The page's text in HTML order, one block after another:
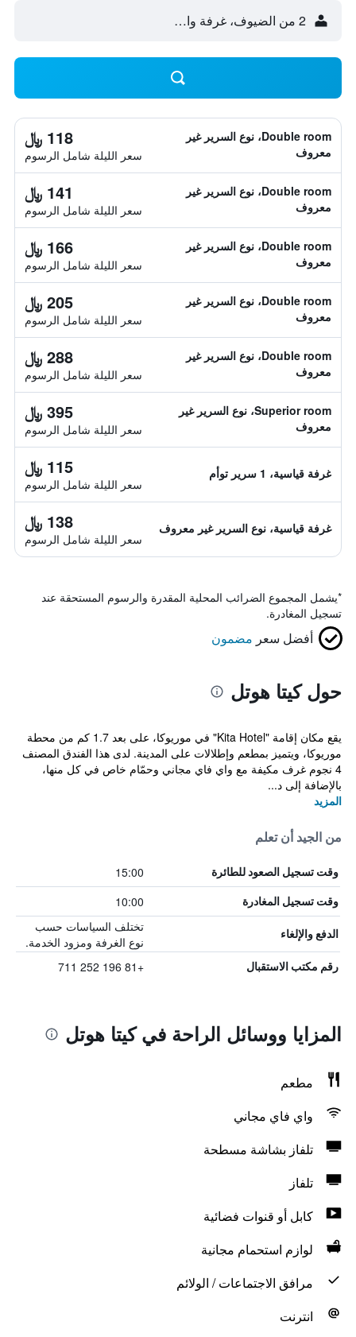
2 من الضيوف، غرفة واحدة
Double room، نوع السرير غير
معروف
118 ﷼
سعر الليلة شامل الرسوم
Double room، نوع السرير غير
معروف
141 ﷼
سعر الليلة شامل الرسوم
Double room، نوع السرير غير
معروف
166 ﷼
سعر الليلة شامل الرسوم
Double room، نوع السرير غير
معروف
205 ﷼
سعر الليلة شامل الرسوم
Double room، نوع السرير غير
معروف
288 ﷼
سعر الليلة شامل الرسوم
Superior room، نوع السرير غير
معروف
395 ﷼
سعر الليلة شامل الرسوم
غرفة قياسية، 1 سرير توأم 115 ﷼
سعر الليلة شامل الرسوم
غرفة قياسية، نوع السرير غير معروف 138 ﷼
سعر الليلة شامل الرسوم
*يشمل المجموع الضرائب المحلية المقدرة والرسوم المستحقة عند
تسجيل المغادرة.
أفضل سعر مضمون
حول كيتا هوتل
يقع مكان إقامة "Kita Hotel" في موريوكا، على بعد 1.7 كم من محطة
موريوكا، ويتميز بمطعم وإطلالات على المدينة. لدى هذا الفندق المصنف
4 نجوم غرف مكيفة مع واي فاي مجاني وحمّام خاص في كل منها،
بالإضافة إلى د...
المزيد
من الجيد أن تعلم
وقت تسجيل الصعود للطائرة 15:00
وقت تسجيل المغادرة 10:00
الدفع والإلغاء
تختلف السياسات حسب
نوع الغرفة ومزود الخدمة.
رقم مكتب الاستقبال +81 196 252 711
المزايا ووسائل الراحة في كيتا هوتل
مطعم
واي فاي مجاني
تلفاز بشاشة مسطحة
تلفاز
كابل أو قنوات فضائية
لوازم استحمام مجانية
مرافق الاجتماعات / الولائم
انترنت